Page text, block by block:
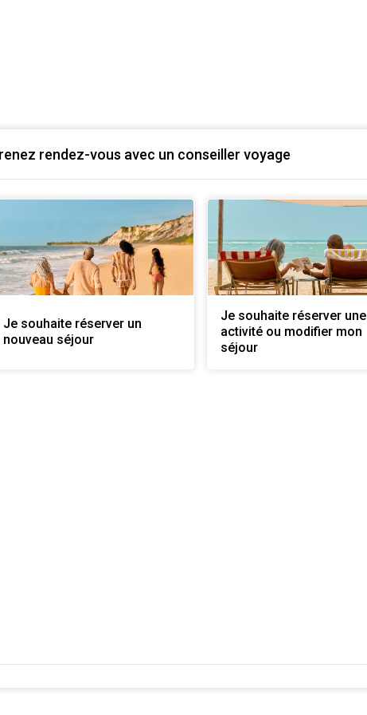
rendez-vous avec un conseiller voyage
Je souhaite réserver un
nouveau séjour
Je souhaite réserver une
activité ou modifier mon
séjour